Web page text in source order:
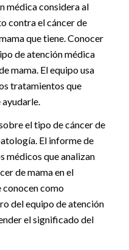
médica considera al
contra el cáncer de
que tiene. Conocer
de atención médica
mama. El equipo usa
tratamientos que
el tipo de cáncer de
El informe de
médicos que analizan
de mama en el
conocen como
del equipo de atención
el significado del